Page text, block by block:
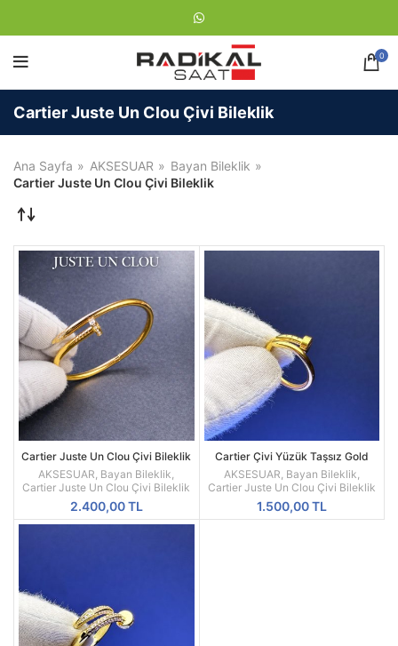
0
Cartier Juste Un Clou Çivi Bileklik
Ana Sayfa AKSESUAR
Bayan Bileklik
Cartier Juste Un Clou Çivi Bileklik
Cartier Juste Un Clou Çivi Bileklik
Taşlı / Gold Silver Rose Renk
Seçenekli 16-17-18 Size
AKSESUAR, Bayan Bileklik,
Cartier Juste Un Clou Çivi Bileklik
2.400,00TL
Cartier Çivi Yüzük Taşsız Gold
Kadın 6-7-8-9 Size
AKSESUAR, Bayan Bileklik,
Cartier Juste Un Clou Çivi Bileklik
1.500,00TL